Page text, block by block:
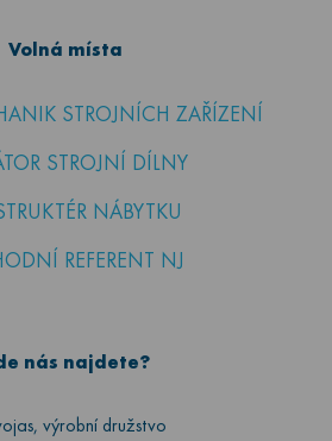
Volná místa
STROJNÍCH ZAŘÍZENÍ
STROJNÍ DÍLNY
NÁBYTKU
REFERENT NJ
nás najdete?
výrobní družstvo